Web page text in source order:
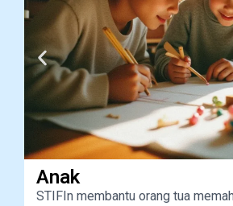
Anak
STIFIn membantu orang tua